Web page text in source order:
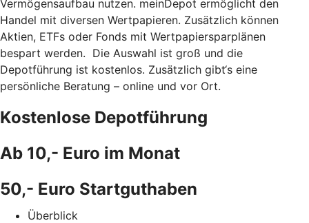
Vermögensaufbau nutzen. meinDepot ermöglicht den
Handel mit diversen Wertpapieren. Zusätzlich können
Aktien, ETFs oder Fonds mit Wertpapiersparplänen
bespart werden. Die Auswahl ist groß und die
Depotführung ist kostenlos. Zusätzlich gibt‘s eine
persönliche Beratung – online und vor Ort.
Kostenlose Depotführung
Ab 10,- Euro im Monat
50,- Euro Startguthaben
Überblick